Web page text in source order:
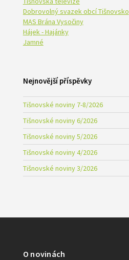
Dobrovolný svazek obcí Tišnovsko
MAS Brána Vysočiny
Hájek - Hajánky
Jamné
Nejnovější příspěvky
Tišnovské noviny 7-8/2026
Tišnovské noviny 6/2026
Tišnovské noviny 5/2026
Tišnovské noviny 4/2026
Tišnovské noviny 3/2026
O novinách